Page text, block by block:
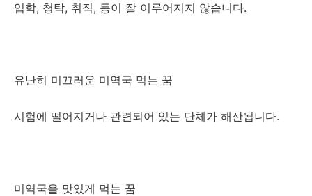
입학, 청탁, 취직, 등이 잘 이루어지지 않습니다.
유난히 미끄러운 미역국 먹는 꿈
시험에 떨어지거나 관련되어 있는 단체가 해산됩니다.
미역국을 맛있게 먹는 꿈